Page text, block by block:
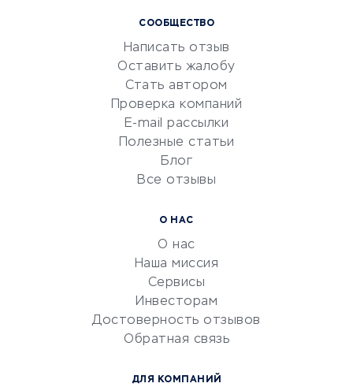
Маркетинг и продажи
Репетиторство
Красота и здоровье
Сервисы по поиску работы
Сетевой маркетинг
УСЛУГИ ДЛЯ БИЗНЕСА
документооборот
Юридические компании
СООБЩЕСТВО
Написать отзыв
Оставить жалобу
Стать автором
Проверка компаний
E-mail рассылки
Полезные статьи
Блог
Все отзывы
О НАС
О нас
Наша миссия
Сервисы
Инвесторам
Достоверность отзывов
Обратная связь
ДЛЯ КОМПАНИЙ